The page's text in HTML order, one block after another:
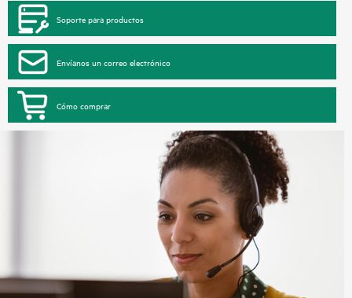
Soporte para productos
Envíanos un correo electrónico
Cómo comprar